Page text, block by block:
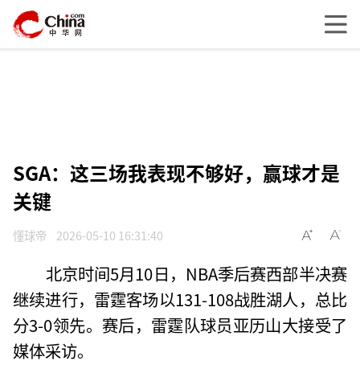
SGA：这三场我表现不够好，赢球才是
关键
懂球帝 2026-05-10 16:31:40
北京时间5月10日，NBA季后赛西部半决赛
继续进行，雷霆客场以131-108战胜湖人，总比
分3-0领先。赛后，雷霆队球员亚历山大接受了
媒体采访。